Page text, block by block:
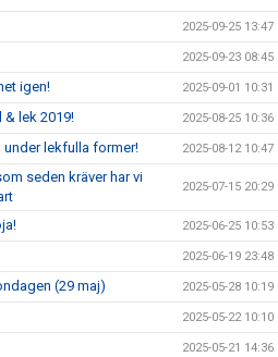
2025-09-25 13:47
2025-09-23 08:45
igen! 2025-09-01 10:31
& lek 2019! 2025-08-25 10:36
lekfulla former! 2025-08-12 10:47
seden kräver har vi
2025-07-15 20:29
2025-06-25 10:53
2025-06-19 23:48
(29 maj) 2025-05-28 10:19
2025-05-22 10:10
2025-05-21 14:36